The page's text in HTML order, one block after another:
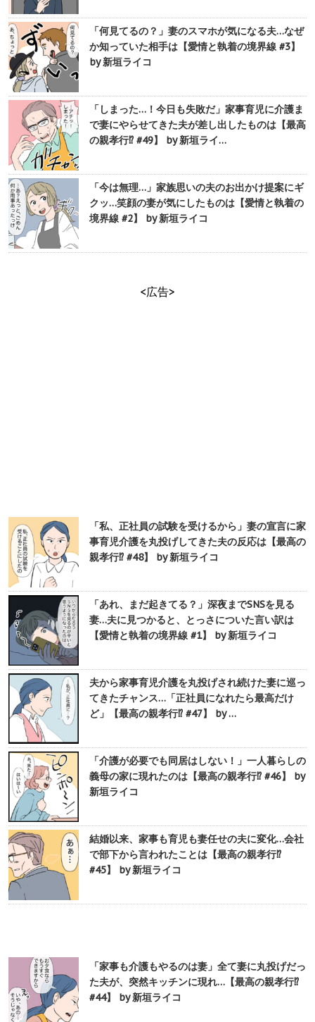
「何見てるの？」妻のスマホが気になる夫…なぜ
か知っていた相手は【愛情と執着の境界線 #3】
by 新垣ライコ
「しまった…！今日も失敗だ」家事育児に介護ま
で妻にやらせてきた夫が差し出したものは【最高
の親孝行⁉︎ #49】 by 新垣ライ…
「今は無理…」家族思いの夫のお出かけ提案にギ
クッ…笑顔の妻が気にしたものは【愛情と執着の
境界線 #2】 by 新垣ライコ
<広告>
「私、正社員の試験を受けるから」妻の宣言に家
事育児介護を丸投げしてきた夫の反応は【最高の
親孝行⁉︎ #48】 by 新垣ライコ
「あれ、まだ起きてる？」深夜までSNSを見る
妻…夫に見つかると、とっさについた言い訳は
【愛情と執着の境界線 #1】 by 新垣ライコ
夫から家事育児介護を丸投げされ続けた妻に巡っ
てきたチャンス…「正社員になれたら最高だけ
ど」【最高の親孝行⁉︎ #47】 by …
「介護が必要でも同居はしない！」一人暮らしの
義母の家に現れたのは【最高の親孝行⁉︎ #46】 by
新垣ライコ
結婚以来、家事も育児も妻任せの夫に変化…会社
で部下から言われたことは【最高の親孝行⁉︎
#45】 by 新垣ライコ
「家事も介護もやるのは妻」全て妻に丸投げだっ
た夫が、突然キッチンに現れ…【最高の親孝行⁉︎
#44】 by 新垣ライコ